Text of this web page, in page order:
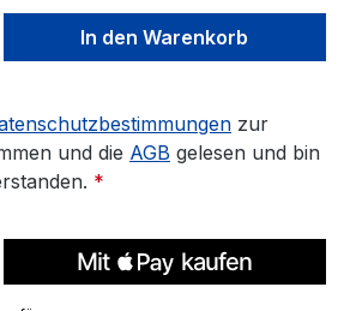
Gib den
In den Warenkorb
zur
und die AGB gelesen und bin
*